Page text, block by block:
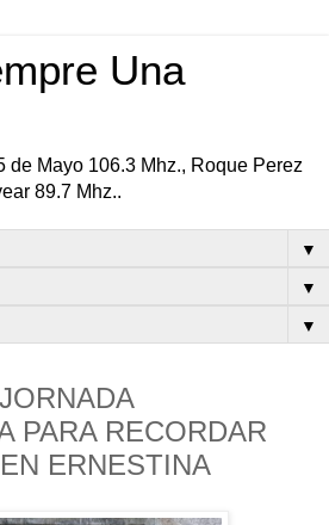
Una
de Mayo 106.3 Mhz., Roque Perez
89.7 Mhz..
▼
▼
▼
PARA RECORDAR
ERNESTINA